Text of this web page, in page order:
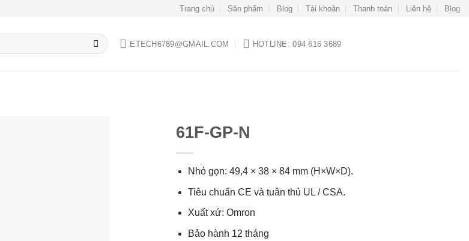
Trang chủ Sản phẩm Blog Tài khoản Thanh toán Liên hệ Blog
ETECH6789@GMAIL.COM HOTLINE: 094 616 3689
61F-GP-N
Nhỏ gọn: 49,4 × 38 × 84 mm (H×W×D).
Tiêu chuẩn CE và tuân thủ UL / CSA.
Xuất xứ: Omron
Bảo hành 12 tháng